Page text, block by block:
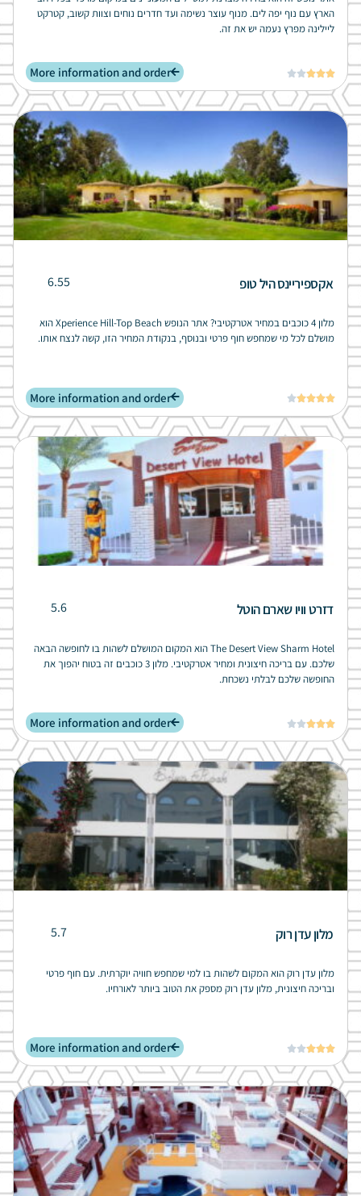
הארץ עם נוף יפה לים. מנוף עוצר נשימה ועד חדרים נוחים וצוות קשוב, קטרקט
ליילינה מפרץ נעמה יש את זה.





More information and order
אקספיריינס היל טופ 6.55
מלון 4 כוכבים במחיר אטרקטיבי? אתר הנופש Xperience Hill-Top Beach הוא
מושלם לכל מי שמחפש חוף פרטי ובנוסף, בנקודת המחיר הזו, קשה לנצח אותו.





More information and order
דזרט וויו שארם הוטל 5.6
The Desert View Sharm Hotel הוא המקום המושלם לשהות בו לחופשה הבאה
שלכם. עם בריכה חיצונית ומחיר אטרקטיבי. מלון 3 כוכבים זה בטוח יהפוך את
החופשה שלכם לבלתי נשכחת.





More information and order
מלון עדן רוק 5.7
מלון עדן רוק הוא המקום לשהות בו למי שמחפש חוויה יוקרתית. עם חוף פרטי
ובריכה חיצונית, מלון עדן רוק מספק את הטוב ביותר לאורחיו.





More information and order